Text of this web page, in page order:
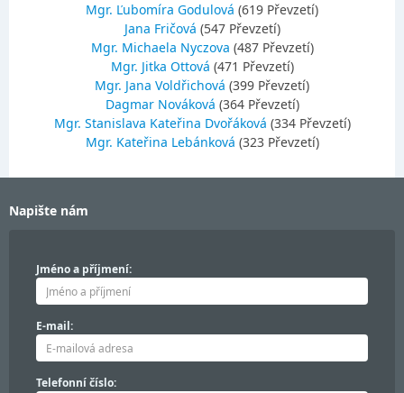
Mgr. Ľubomíra Godulová (619 Převzetí)
Jana Fričová (547 Převzetí)
Mgr. Michaela Nyczova (487 Převzetí)
Mgr. Jitka Ottová (471 Převzetí)
Mgr. Jana Voldřichová (399 Převzetí)
Dagmar Nováková (364 Převzetí)
Mgr. Stanislava Kateřina Dvořáková (334 Převzetí)
Mgr. Kateřina Lebánková (323 Převzetí)
Napište nám
Jméno a příjmení:
E-mail:
Telefonní číslo: